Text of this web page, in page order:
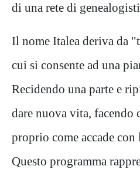
di una rete di
Il nome Italea deriva da
cui si consente ad una
Recidendo una parte e
dare nuova vita, facendo
proprio come accade
Questo programma